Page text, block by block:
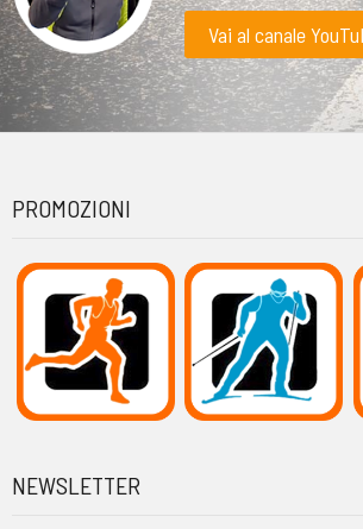
Vai al canale
PROMOZIONI
NEWSLETTER